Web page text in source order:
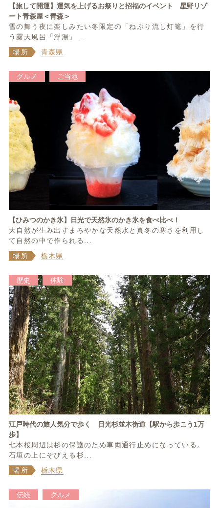
【旅して開運】運気を上げるお祭りと招福のイベント 星野リゾ
ート青森屋＜青森＞
雪の舞う夜に楽しみたい冬限定の「ねぶり流し灯篭」を行
う露天風呂「浮湯」 ...
場所
青森県
グルメ ご当地
【ひみつのかき氷】日光で天然氷のかき氷を食べ比べ！
大自然が生み出すまろやかな天然水と真冬の寒さを利用し
て自然の中で作られる...
場所
栃木県
歴史 体験
江戸時代の旅人気分で歩く 日光杉並木街道【駅から歩こう1万
歩】
七本桜周辺は杉の保護のため車両通行止めになっている。
石垣の上にそびえる杉...
場所
栃木県
伝統 グルメ